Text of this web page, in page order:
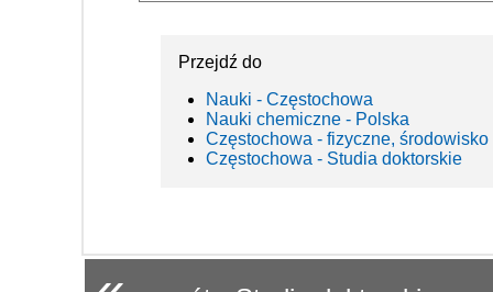
Przejdź do
Nauki - Częstochowa
Nauki chemiczne - Polska
Częstochowa - fizyczne, środowisko
Częstochowa - Studia doktorskie